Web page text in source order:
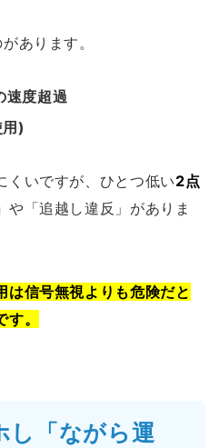
あります。
度超過
)
くいですが、ひとつ低い2点
や「追越し違反」がありま
は信号無視よりも危険だと
。
し「ながら運